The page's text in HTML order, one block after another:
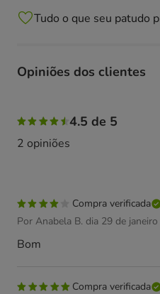
Tudo o que seu patudo
Opiniões dos clientes
4.5 de 5
2 opiniões
50% das pessoas
Compra verificada
Por Anabela B. dia 29 de
Bom
Compra verificada